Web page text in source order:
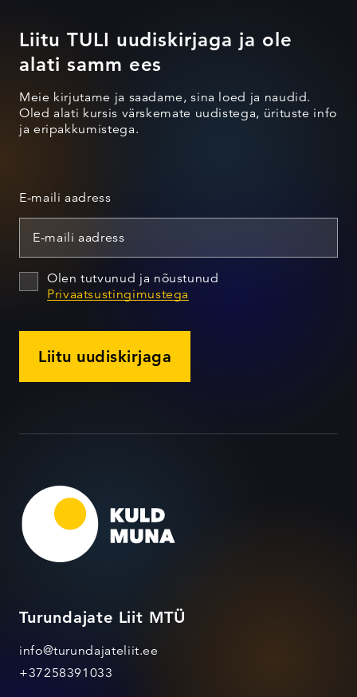
Liitu TULI uudiskirjaga ja ole
alati samm ees
Meie kirjutame ja saadame, sina loed ja naudid.
Oled alati kursis värskemate uudistega, ürituste info
ja eripakkumistega.
E-maili aadress
Olen tutvunud ja nõustunud
Privaatsustingimustega
Liitu uudiskirjaga
Turundajate Liit MTÜ
info@turundajateliit.ee
+37258391033